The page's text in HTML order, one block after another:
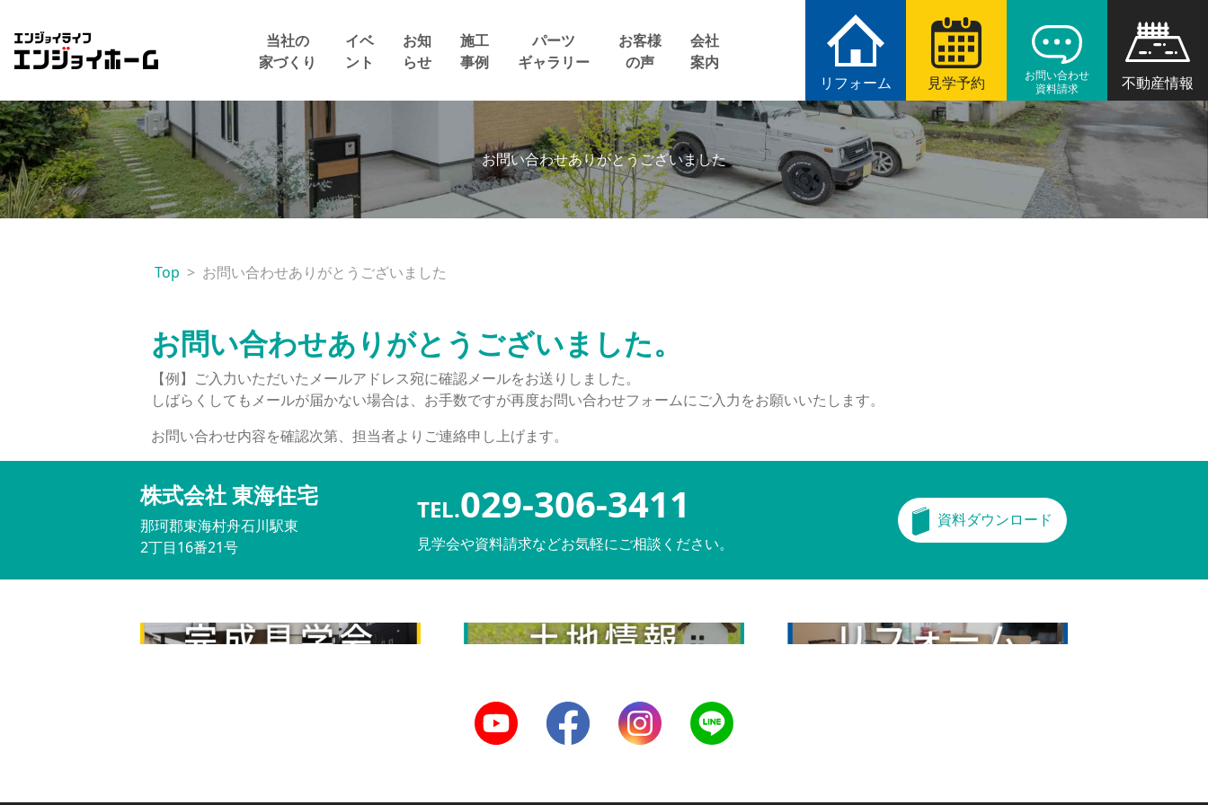
エンジョイホーム
リフォーム 見学予約
お問い合わせ
資料請求
不動産情報
当社の
家づくり
イベ
ント
お知
らせ
施工
事例
パーツ
ギャラリー
お客様
の声
会社
案内
お問い合わせありがとうございました
Top お問い合わせありがとうございました
お問い合わせありがとうございました。
【例】ご入力いただいたメールアドレス宛に確認メールをお送りしました。
しばらくしてもメールが届かない場合は、お手数ですが再度お問い合わせフォームにご入力をお願いいたします。
お問い合わせ内容を確認次第、担当者よりご連絡申し上げます。
株式会社 東海住宅
那珂郡東海村舟石川駅東
2丁目16番21号
TEL.029-306-3411
見学会や資料請求などお気軽にご相談ください。
資料ダウンロード
完成見学会 土地情報 リフォーム
Youtube Facebook Instagram LINE